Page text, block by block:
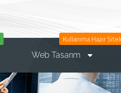
Kullanıma Hazır
Web Tasarım